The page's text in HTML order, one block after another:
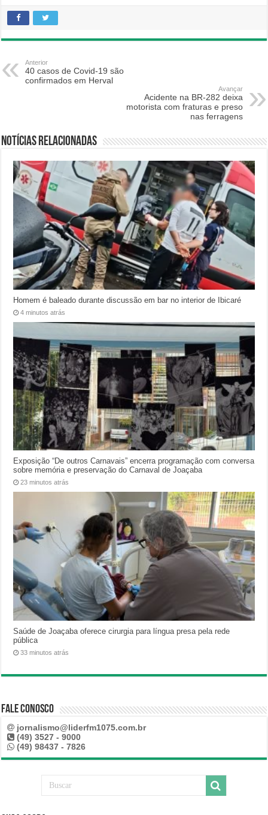
Anterior
40 casos de Covid-19 são
confirmados em Herval
Avançar
Acidente na BR-282 deixa
motorista com fraturas e preso
nas ferragens
Notícias relacionadas
Homem é baleado durante discussão em bar no interior de Ibicaré
4 minutos atrás
Exposição “De outros Carnavais” encerra programação com conversa
sobre memória e preservação do Carnaval de Joaçaba
23 minutos atrás
Saúde de Joaçaba oferece cirurgia para língua presa pela rede
pública
33 minutos atrás
Fale Conosco
jornalismo@liderfm1075.com.br
(49) 3527 - 9000
(49) 98437 - 7826